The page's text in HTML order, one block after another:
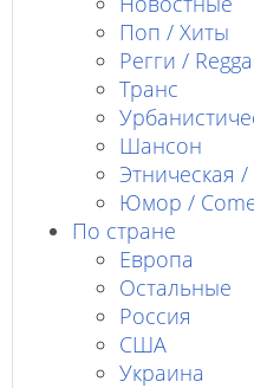
Поп / Хиты
Регги /
Транс
Шансон
Этническая
Юмор /
По стране
Европа
Остальные
Россия
США
Украина